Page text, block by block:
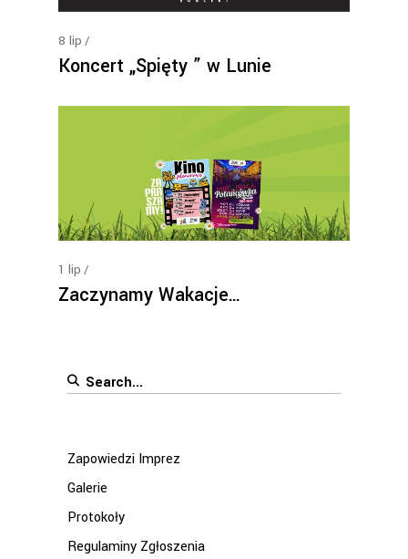
8 lip
Koncert „Spięty ” w Lunie
1 lip
Zaczynamy Wakacje…
Search
Zapowiedzi Imprez
Galerie
Protokoły
Regulaminy Zgłoszenia